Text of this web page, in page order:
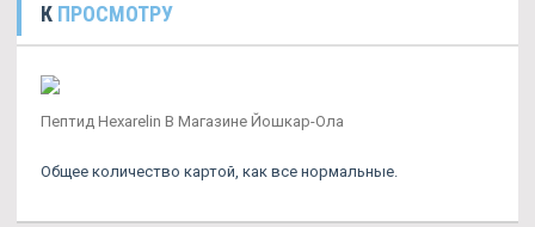
К ПРОСМОТРУ
Пептид Hexarelin В Магазине Йошкар-Ола
Общее количество картой, как все нормальные.